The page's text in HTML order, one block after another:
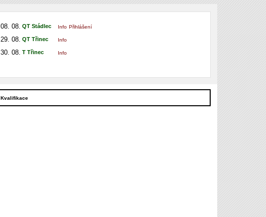
08. 08. QT Stádlec Info Přihlášení
29. 08. QT Třinec Info
30. 08. T Třinec Info
Kvalifikace